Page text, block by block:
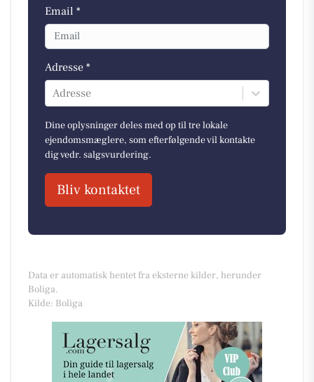
Email *
Adresse *
Adresse
Dine oplysninger deles med op til tre lokale
ejendomsmæglere, som efterfølgende vil kontakte
dig vedr. salgsvurdering.
Bliv kontaktet
Data er automatisk hentet fra eksterne kilder, herunder
Boliga.
Kilde: Boliga